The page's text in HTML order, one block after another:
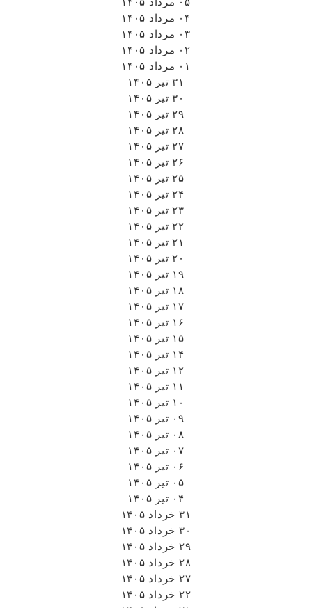
۰۴ مرداد ۱۴۰۵
۰۳ مرداد ۱۴۰۵
۰۲ مرداد ۱۴۰۵
۰۱ مرداد ۱۴۰۵
۳۱ تیر ۱۴۰۵
۳۰ تیر ۱۴۰۵
۲۹ تیر ۱۴۰۵
۲۸ تیر ۱۴۰۵
۲۷ تیر ۱۴۰۵
۲۶ تیر ۱۴۰۵
۲۵ تیر ۱۴۰۵
۲۴ تیر ۱۴۰۵
۲۳ تیر ۱۴۰۵
۲۲ تیر ۱۴۰۵
۲۱ تیر ۱۴۰۵
۲۰ تیر ۱۴۰۵
۱۹ تیر ۱۴۰۵
۱۸ تیر ۱۴۰۵
۱۷ تیر ۱۴۰۵
۱۶ تیر ۱۴۰۵
۱۵ تیر ۱۴۰۵
۱۴ تیر ۱۴۰۵
۱۲ تیر ۱۴۰۵
۱۱ تیر ۱۴۰۵
۱۰ تیر ۱۴۰۵
۰۹ تیر ۱۴۰۵
۰۸ تیر ۱۴۰۵
۰۷ تیر ۱۴۰۵
۰۶ تیر ۱۴۰۵
۰۵ تیر ۱۴۰۵
۰۴ تیر ۱۴۰۵
۳۱ خرداد ۱۴۰۵
۳۰ خرداد ۱۴۰۵
۲۹ خرداد ۱۴۰۵
۲۸ خرداد ۱۴۰۵
۲۷ خرداد ۱۴۰۵
۲۲ خرداد ۱۴۰۵